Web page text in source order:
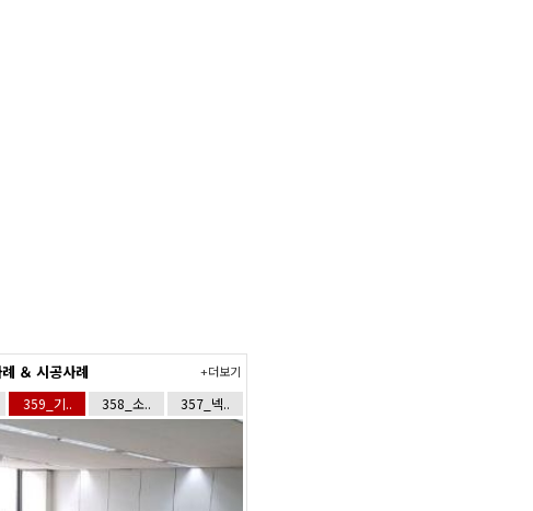
＆ 시공사례 +더보기
359_기.. 358_소.. 357_넥..